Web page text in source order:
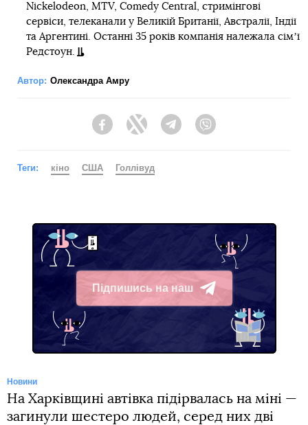
Nickelodeon, MTV, Comedy Central, стримінгові
сервіси, телеканали у Великій Британії, Австралії, Індії
та Аргентині. Останні 35 років компанія належала сімʼї
Редстоун.
Автор: Олександра Амру
FacebookTwitter Telegram
Теги: кіно США Голлівуд
Підпишись на наш
Telegram
Новини
На Харківщині автівка підірвалась на міні —
загинули шестеро людей, серед них дві